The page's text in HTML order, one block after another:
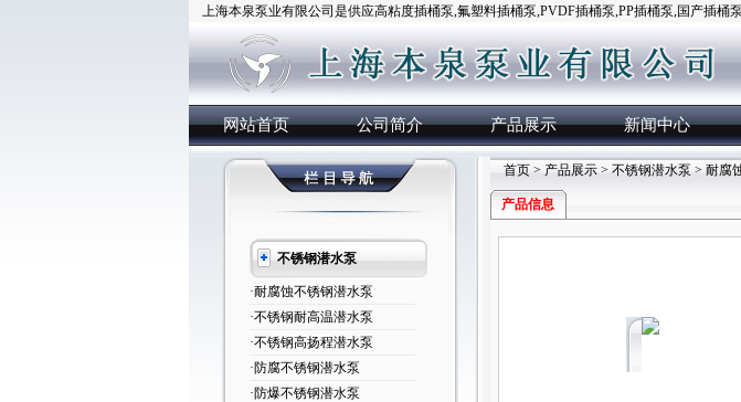
上海本泉泵业有限公司是供应高粘度插桶泵,氟塑料插桶泵,PVDF插桶泵,PP插桶泵,国产插桶
网站首页 公司简介 产品展示 新闻中心
不锈钢潜水泵
·耐腐蚀不锈钢潜水泵
·不锈钢耐高温潜水泵
·不锈钢高扬程潜水泵
·防腐不锈钢潜水泵
·防爆不锈钢潜水泵
首页> 产品展示> 不锈钢潜水泵 > 耐腐
产品信息